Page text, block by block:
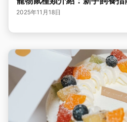
2025年11月18日